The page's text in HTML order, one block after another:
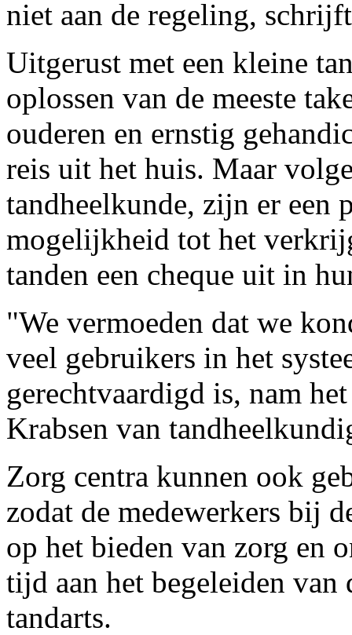
niet aan de regeling,
Uitgerust met een kleine
oplossen van de meeste
ouderen en ernstig
reis uit het huis. Maar
tandheelkunde, zijn er een
mogelijkheid tot het
tanden een cheque uit in
"We vermoeden dat we
veel gebruikers in het
gerechtvaardigd is, nam
Krabsen van
Zorg centra kunnen ook
zodat de medewerkers bij
op het bieden van zorg en
tijd aan het begeleiden van
tandarts.